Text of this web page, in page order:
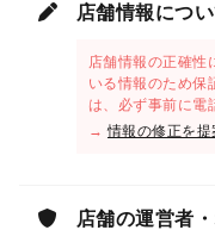
店舗情報につ
店舗情報の正確性
いる情報のため保
は、必ず事前に電
→情報の修正を提
店舗の運営者